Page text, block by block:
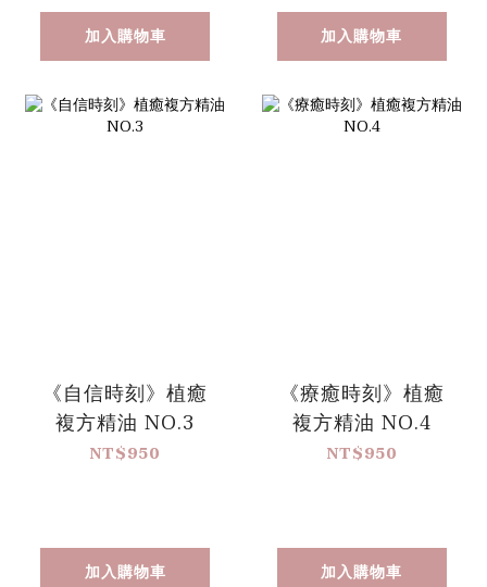
加入購物車 加入購物車
《自信時刻》植癒
複方精油 NO.3
NT$950
加入購物車
《療癒時刻》植癒
複方精油 NO.4
NT$950
加入購物車